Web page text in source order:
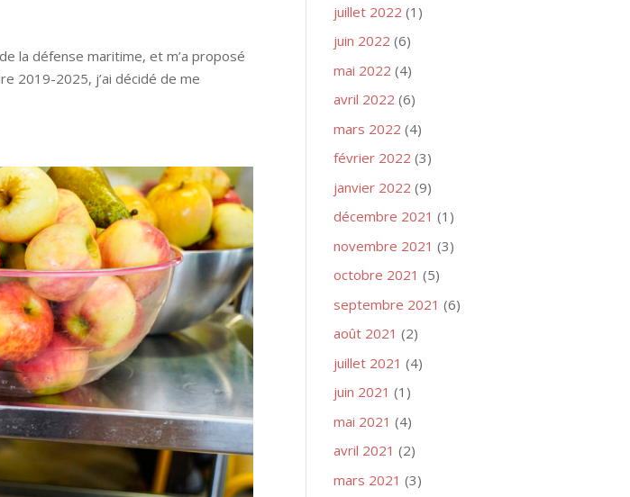
la défense maritime, et m’a proposé
2019-2025, j’ai décidé de me
juillet 2022 (1)
juin 2022 (6)
mai 2022 (4)
avril 2022 (6)
mars 2022 (4)
février 2022 (3)
janvier 2022 (9)
décembre 2021 (1)
novembre 2021 (3)
octobre 2021 (5)
septembre 2021 (6)
août 2021 (2)
juillet 2021 (4)
juin 2021 (1)
mai 2021 (4)
avril 2021 (2)
mars 2021 (3)